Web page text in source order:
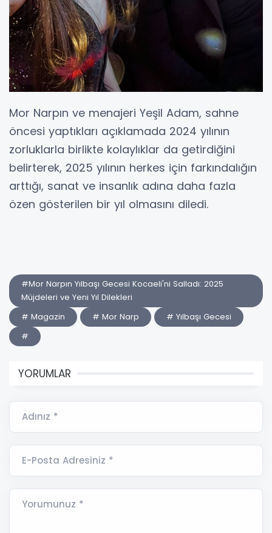
Mor Narpın ve menajeri Yeşil Adam, sahne
öncesi yaptıkları açıklamada 2024 yılının
zorluklarla birlikte kolaylıklar da getirdiğini
belirterek, 2025 yılının herkes için farkındalığın
arttığı, sanat ve insanlık adına daha fazla
özen gösterilen bir yıl olmasını diledi.
#Mor Narpın Yılbaşı Gecesi Kocaeli'ni Salladı: 2025
Müjdeleri ve Yeni Yıl Dilekleri
# Magazin
# Mor Narp
# Yılbaşı Gecesi
#
YORUMLAR
Adınız *
E-Posta Adresiniz *
Yorumunuz *